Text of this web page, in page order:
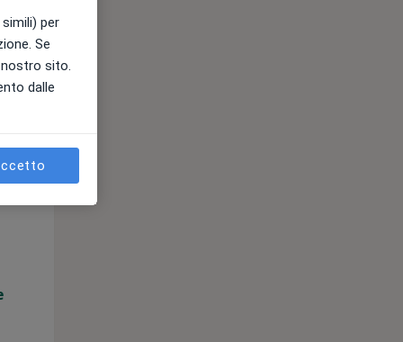
Mer,
per
Se
sito.
dalle